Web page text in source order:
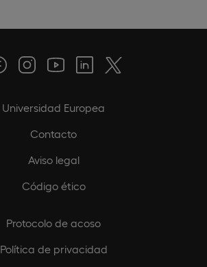
Universidad Europea
Contacto
Aviso legal
Código ético
Protocolo de acoso
Política de privacidad